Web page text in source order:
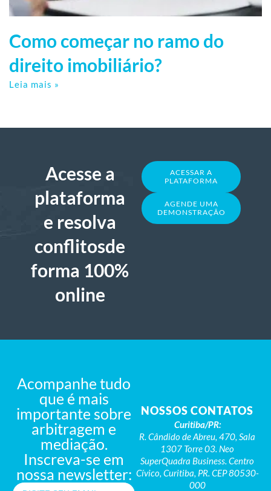
Como começar no ramo do
direito imobiliário?
Leia mais »
Acesse a
plataforma
e resolva
conflitosde
forma 100%
online
ACESSAR A
PLATAFORMA
AGENDE UMA
DEMONSTRAÇÃO
Acompanhe tudo
que é mais
importante sobre
arbitragem e
mediação.
Inscreva-se em
nossa newsletter:
NOSSOS CONTATOS
Curitiba/PR:
R. Cândido de Abreu, 470, Sala
1307 Torre 03. Neo
SuperQuadra Business. Centro
Cívico, Curitiba, PR. CEP 80530-
000